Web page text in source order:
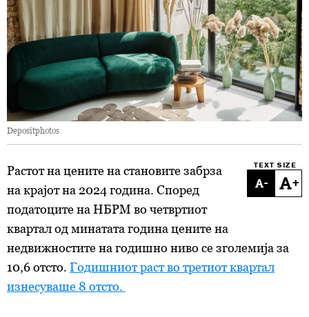
Depositphotos
TEXT SIZE
- +
Растот на цените на становите забрза
на крајот на 2024 година. Според
податоците на НБРМ во четвртиот
квартал од минатата година цените на
недвижностите на годишно ниво се зголемија за
10,6 отсто. Годишниот раст во третиот квартал
изнесуваше 8 отсто.